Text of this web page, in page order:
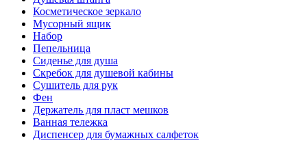
Косметическое зеркало
Мусорный ящик
Набор
Пепельница
Сиденье для душа
Скребок для душевой кабины
Сушитель для рук
Фен
Держатель для пласт мешков
Ванная тележка
Диспенсер для бумажных салфеток